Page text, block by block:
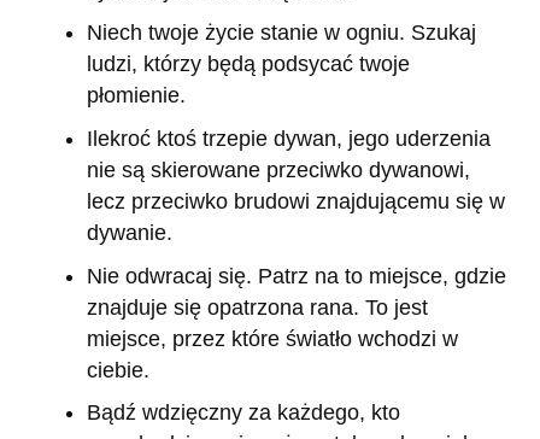
Niech twoje życie stanie w ogniu. Szukaj
ludzi, którzy będą podsycać twoje
płomienie.
Ilekroć ktoś trzepie dywan, jego uderzenia
nie są skierowane przeciwko dywanowi,
lecz przeciwko brudowi znajdującemu się w
dywanie.
Nie odwracaj się. Patrz na to miejsce, gdzie
znajduje się opatrzona rana. To jest
miejsce, przez które światło wchodzi w
ciebie.
Bądź wdzięczny za każdego, kto